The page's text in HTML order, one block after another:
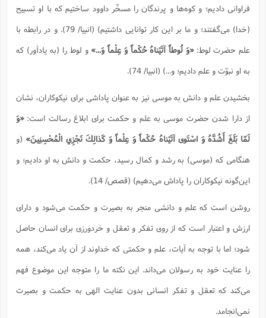
فراوانى داديم؛ و كوه‌ها و پرندگان را مسخّر داوود ساختيم كه با او تسبيح
(خدا) می‌گفتند؛ و ما بر اين كار توانايى داشتيم) (انبیا/ 79). و در رابطه با
علم حضرت لوط: «وَ لُوطاً آتَيْناهُ حُكْماً وَ عِلْماً وَ...»و لوط را (به يادآور) كه
به او نبوّت و علم داديم؛ و...) (انبیا/ 74).
بخشیدن علم و دانش به موسی نیز به عنوان پاداشی برای نیکوکاران، نشان
از دارا شدن حضرت موسی به علم و حکمت برای ابلاغ رسالت است: «وَ
لَمّا بَلَغَ أَشُدَّهُ وَ اسْتَوى آتَيْناهُ حُكْماً وَ عِلْماً وَ كَذالِكَ نَجْزِي الْمُحْسِنِينَ»(و
هنگامى كه (موسى) به رشد و كمال رسيد، حكمت و دانش به او داديم؛ و
اين‌گونه نيكوكاران را پاداش می‌دهیم) (قصص/ 14).
روشن است که علم و دانشی منجر به بصیرت و حکمت می‌شود و دارای
ارزش و اعتبار است که از روی تفکر و تعقل و خردورزی برای انسان حاصل
شود؛ اما با توجه به آیات، علم و حکمتی که خداوند از آن یاد می‌کند، همه
را عنایت خود به رسولان می‌داند. این نکته ما را متوجه این موضوع فهم
می‌کند که تعقل و تفکر انسانی بدون عنایت الهی به حکمت و بصیرت
نمی‌انجامد.